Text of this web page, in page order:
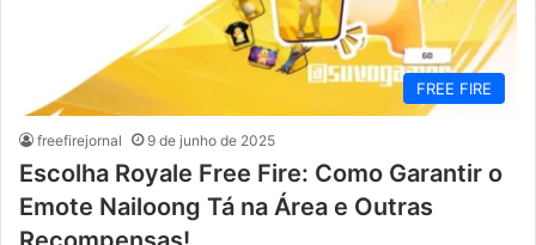
FREE FIRE
freefirejornal 9 de junho de 2025
Escolha Royale Free Fire: Como Garantir o
Emote Nailoong Tá na Área e Outras